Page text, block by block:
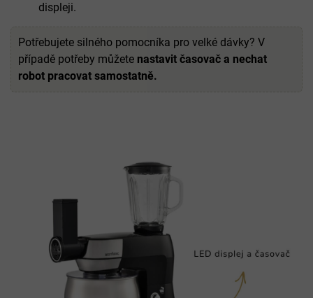
displeji.
Potřebujete silného pomocníka pro velké dávky? V
případě potřeby můžete nastavit časovač a nechat
robot pracovat samostatně.